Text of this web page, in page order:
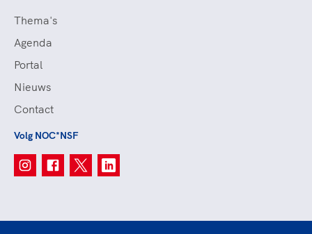
Thema's
Agenda
Portal
Nieuws
Contact
Volg NOC*NSF